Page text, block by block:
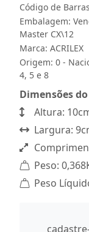
Código de
Embalagem:
Master CX\12
Marca: ACRILEX
Origem: 0 -
4, 5 e 8
Dimensões
Altura:
Largura:
Peso:
Peso